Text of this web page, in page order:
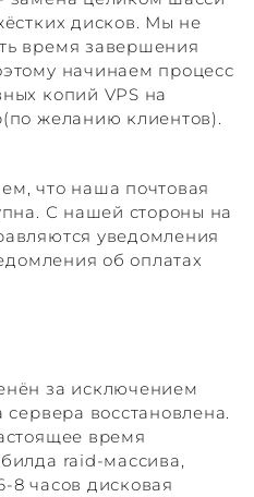
дисков. Мы не
время завершения
начинаем процесс
копий VPS на
желанию клиентов).
что наша почтовая
С нашей стороны на
уведомления
об оплатах
за исключением
восстановлена.
время
raid-массива,
часов дисковая